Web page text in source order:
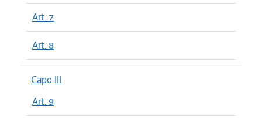
Art. 7
Art. 8
Capo III
Art. 9